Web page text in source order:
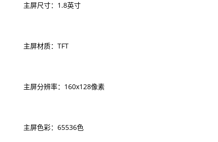
主屏尺寸：1.8英寸
主屏材质：TFT
主屏分辨率：160x128像素
主屏色彩：65536色